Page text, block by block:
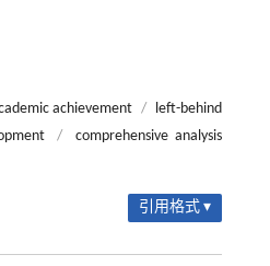
achievement /
left-behind
/
comprehensive analysis
引用格式 ▾